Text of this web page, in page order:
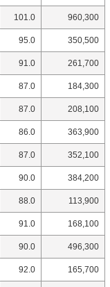
101.0 960,300
95.0 350,500
91.0 261,700
87.0 184,300
87.0 208,100
86.0 363,900
87.0 352,100
90.0 384,200
88.0 113,900
91.0 168,100
90.0 496,300
92.0 165,700